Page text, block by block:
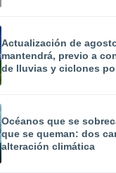
Actualización de
mantendrá, previo a
de lluvias y ciclones
Océanos que se
que se queman: dos
alteración climática